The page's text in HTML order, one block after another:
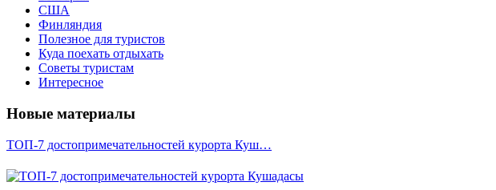
США
Финляндия
Полезное для туристов
Куда поехать отдыхать
Советы туристам
Интересное
Новые материалы
ТОП-7 достопримечательностей курорта Куш…